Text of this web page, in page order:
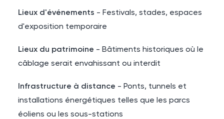
Lieux d'événements - Festivals, stades, espaces
d'exposition temporaire
Lieux du patrimoine - Bâtiments historiques où le
câblage serait envahissant ou interdit
Infrastructure à distance - Ponts, tunnels et
installations énergétiques telles que les parcs
éoliens ou les sous-stations